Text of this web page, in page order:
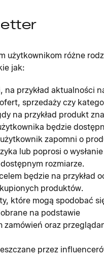
użytkownikom różne
jak:
na przykład aktualności
sprzedaży czy
na przykład produkt
będzie
zapomni o
lub poprosi o wysłanie
rozmiarze.
będzie na przykład
produktów.
które mogą spodobać
na podstawie
zamówień oraz
przez